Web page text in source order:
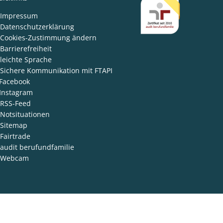
Impressum
Datenschutzerklärung
Cookies-Zustimmung ändern
Barrierefreiheit
leichte Sprache
Sichere Kommunikation mit FTAPI
Facebook
Instagram
RSS-Feed
Notsituationen
Sitemap
Fairtrade
audit berufundfamilie
Webcam